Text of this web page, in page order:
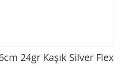
24gr Kaşık Silver Flex